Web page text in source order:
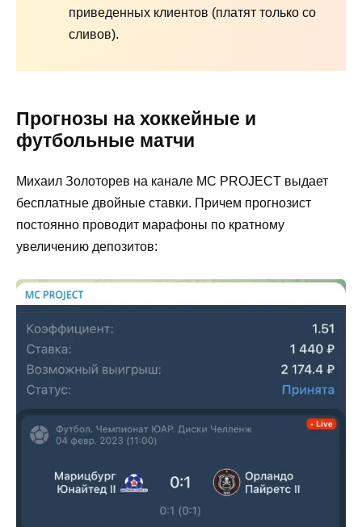
приведенных клиентов (платят только со
сливов).
Прогнозы на хоккейные и
футбольные матчи
Михаил Золоторев на канале MC PROJECT выдает
бесплатные двойные ставки. Причем прогнозист
постоянно проводит марафоны по кратному
увеличению депозитов: